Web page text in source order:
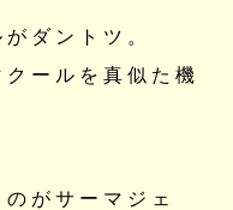
ダントツ。
ールを真似た機
がサーマジェ